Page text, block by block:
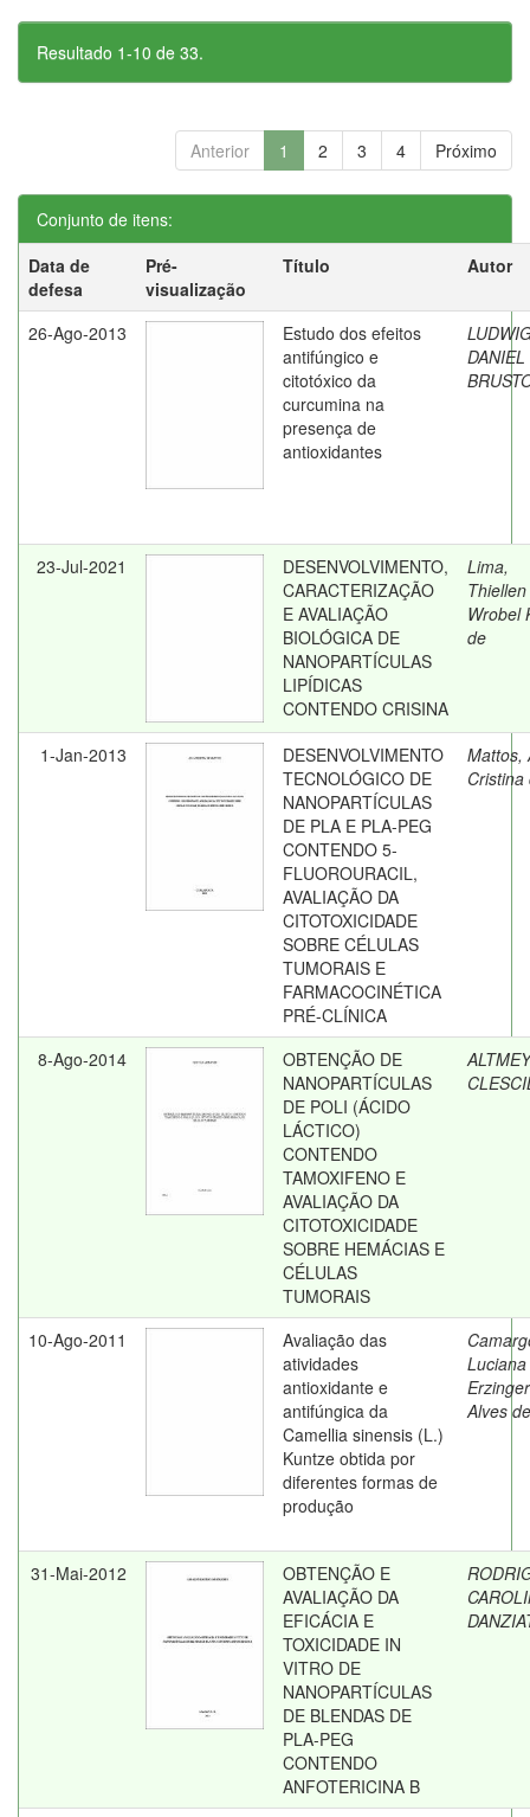
Resultado 1-10 de 33.
Anterior 1 2 3 4 Próximo
Conjunto de itens:
Data de
defesa
Pré-
visualização
Título Autor
26-Ago-2013
Estudo dos efeitos
antifúngico e
citotóxico da
curcumina na
presença de
antioxidantes
DANIEL
23-Jul-2021
DESENVOLVIMENTO,
CARACTERIZAÇÃO
E AVALIAÇÃO
BIOLÓGICA DE
NANOPARTÍCULAS
LIPÍDICAS
CONTENDO CRISINA
Lima,
Thiellen
Wrobel
de
1-Jan-2013
DESENVOLVIMENTO
TECNOLÓGICO DE
NANOPARTÍCULAS
DE PLA E PLA-PEG
CONTENDO 5-
FLUOROURACIL,
AVALIAÇÃO DA
CITOTOXICIDADE
SOBRE CÉLULAS
TUMORAIS E
FARMACOCINÉTICA
PRÉ-CLÍNICA
Mattos,
Cristina
8-Ago-2014
OBTENÇÃO DE
NANOPARTÍCULAS
DE POLI (ÁCIDO
LÁCTICO)
CONTENDO
TAMOXIFENO E
AVALIAÇÃO DA
CITOTOXICIDADE
SOBRE HEMÁCIAS E
CÉLULAS
TUMORAIS
10-Ago-2011
Avaliação das
atividades
antioxidante e
antifúngica da
Camellia sinensis (L.)
Kuntze obtida por
diferentes formas de
produção
Luciana
Erzinger
Alves de
31-Mai-2012
OBTENÇÃO E
AVALIAÇÃO DA
EFICÁCIA E
TOXICIDADE IN
VITRO DE
NANOPARTÍCULAS
DE BLENDAS DE
PLA-PEG
CONTENDO
ANFOTERICINA B